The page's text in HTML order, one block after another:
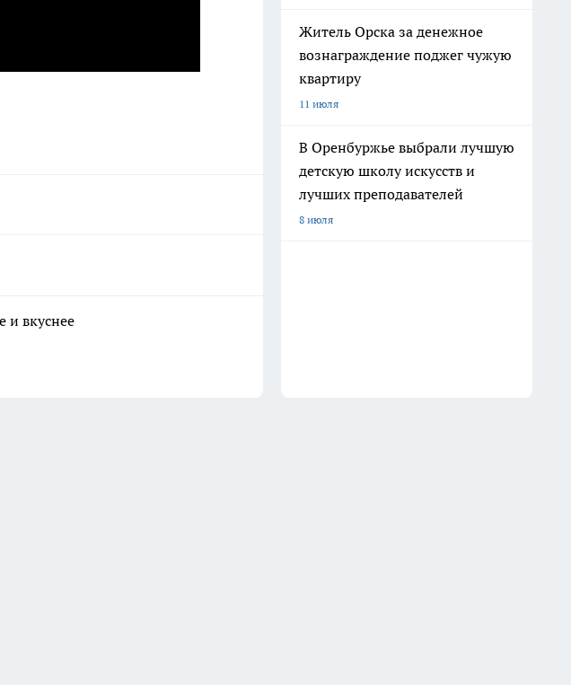
и вкуснее
Житель Орска за денежное
вознаграждение поджег чужую
квартиру
11 июля
В Оренбуржье выбрали лучшую
детскую школу искусств и
лучших преподавателей
8 июля